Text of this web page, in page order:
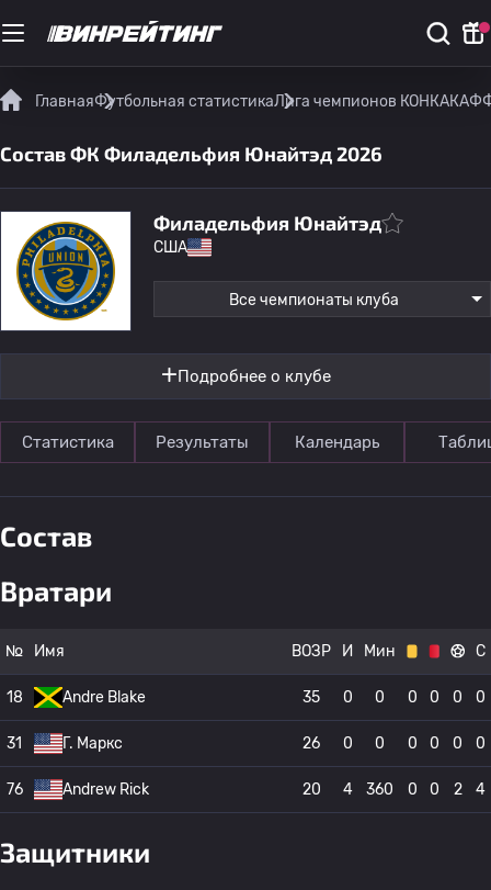
ГлавнаяФутбольная статистикаЛига чемпионов КОНКАКАФ
Состав ФК Филадельфия Юнайтэд 2026
Филадельфия Юнайтэд
США
Все чемпионаты клуба
Подробнее о клубе
Статистика Результаты Календарь
Состав
Вратари
№ Имя ВОЗР И Мин С
18 Andre Blake 35 0 0 0 0 0 0
31 Г. Маркс 26 0 0 0 0 0 0
76 Andrew Rick 20 4 360 0 0 2 4
Защитники